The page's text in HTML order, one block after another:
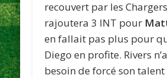
recouvert par les
rajoutera 3 INT pour
en fallait pas plus pour
Diego en profite. Rivers
besoin de forcé son